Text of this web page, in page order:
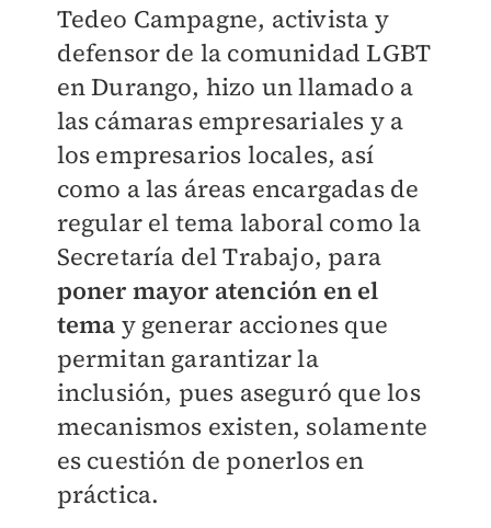
Tedeo Campagne, activista y
defensor de la comunidad LGBT
en Durango, hizo un llamado a
las cámaras empresariales y a
los empresarios locales, así
como a las áreas encargadas de
regular el tema laboral como la
Secretaría del Trabajo, para
poner mayor atención en el
tema y generar acciones que
permitan garantizar la
inclusión, pues aseguró que los
mecanismos existen, solamente
es cuestión de ponerlos en
práctica.